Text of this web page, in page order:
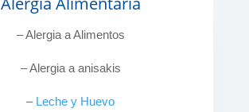
– Alergia a Alimentos
– Alergia a anisakis
– Leche y Huevo